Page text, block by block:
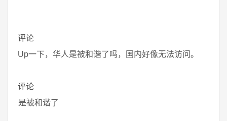
评论
Up一下，华人是被和谐了吗，国内好像无法访问。
评论
是被和谐了